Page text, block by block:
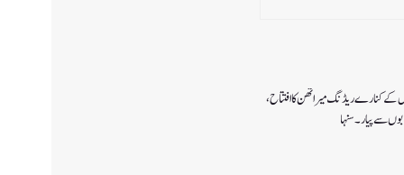
کے کنارے ریڈنگ میراتھن کا افتتاح،
سے پیار۔ سنہا